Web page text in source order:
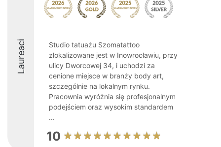
Laureaci
Studio tatuażu Szomatattoo
zlokalizowane jest w Inowrocławiu, przy
ulicy Dworcowej 34, i uchodzi za
cenione miejsce w branży body art,
szczególnie na lokalnym rynku.
Pracownia wyróżnia się profesjonalnym
podejściem oraz wysokim standardem
...
10